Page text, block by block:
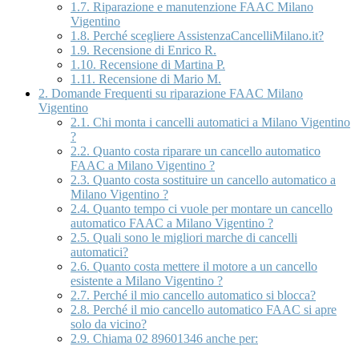
1.7. Riparazione e manutenzione FAAC Milano
Vigentino
1.8. Perché scegliere AssistenzaCancelliMilano.it?
1.9. Recensione di Enrico R.
1.10. Recensione di Martina P.
1.11. Recensione di Mario M.
2. Domande Frequenti su riparazione FAAC Milano
Vigentino
2.1. Chi monta i cancelli automatici a Milano Vigentino
?
2.2. Quanto costa riparare un cancello automatico
FAAC a Milano Vigentino ?
2.3. Quanto costa sostituire un cancello automatico a
Milano Vigentino ?
2.4. Quanto tempo ci vuole per montare un cancello
automatico FAAC a Milano Vigentino ?
2.5. Quali sono le migliori marche di cancelli
automatici?
2.6. Quanto costa mettere il motore a un cancello
esistente a Milano Vigentino ?
2.7. Perché il mio cancello automatico si blocca?
2.8. Perché il mio cancello automatico FAAC si apre
solo da vicino?
2.9. Chiama 02 89601346 anche per: